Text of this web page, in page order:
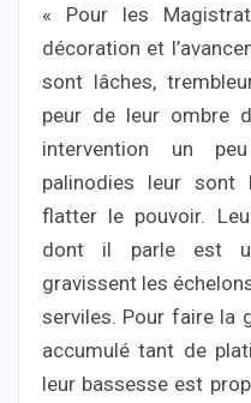
« Pour les
décoration et
sont lâches,
peur de leur ombre
intervention un
palinodies leur sont
flatter le pouvoir.
dont il parle est
gravissent les
serviles. Pour faire la
accumulé tant de
leur bassesse est